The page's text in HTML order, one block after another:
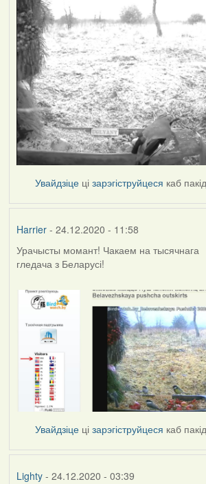
Увайдзіце цізарэгіструйцеся каб
Harrier- 24.12.2020 - 11:58
Урачысты момант! Чакаем на тысячнага
гледача з Беларусі!
Увайдзіце цізарэгіструйцеся каб
Lighty- 24.12.2020 - 03:39